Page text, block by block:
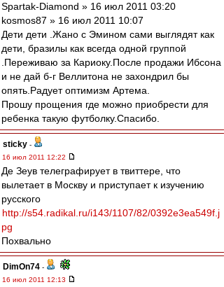
Spartak-Diamond » 16 июл 2011 03:20
kosmos87 » 16 июл 2011 10:07
Дети дети .Жано с Эмином сами выглядят как
дети, бразилы как всегда одной группой
.Переживаю за Кариоку.После продажи Ибсона
и не дай б-г Веллитона не захондрил бы
опять.Радует оптимизм Артема.
Прошу прощения где можно приобрести для
ребенка такую футболку.Cпасибо.
sticky -
16 июл 2011 12:22
Де Зеув телеграфирует в твиттере, что
вылетает в Москву и приступает к изучению
русского
http://s54.radikal.ru/i143/1107/82/0392e3ea549f.j
pg
Похвально
DimOn74 -
16 июл 2011 12:13